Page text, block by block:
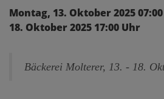
Montag, 13. Oktober 2025
18. Oktober 2025 17:00 Uhr
Bäckerei Molterer, 13. - 18.